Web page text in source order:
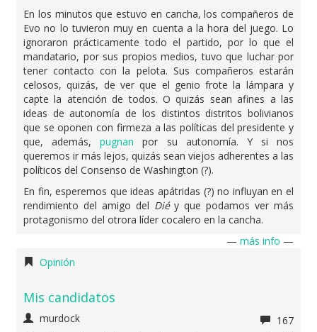
En los minutos que estuvo en cancha, los compañeros de
Evo no lo tuvieron muy en cuenta a la hora del juego. Lo
ignoraron prácticamente todo el partido, por lo que el
mandatario, por sus propios medios, tuvo que luchar por
tener contacto con la pelota. Sus compañeros estarán
celosos, quizás, de ver que el genio frote la lámpara y
capte la atención de todos. O quizás sean afines a las
ideas de autonomía de los distintos distritos bolivianos
que se oponen con firmeza a las políticas del presidente y
que, además,pugnan por su autonomía. Y si nos
queremos ir más lejos, quizás sean viejos adherentes a las
políticos del Consenso de Washington (?).
En fin, esperemos que ideas apátridas (?) no influyan en el
rendimiento del amigo del Diéy que podamos ver más
protagonismo del otrora líder cocalero en la cancha.
— más info —
Opinión
Mis candidatos
murdock
167